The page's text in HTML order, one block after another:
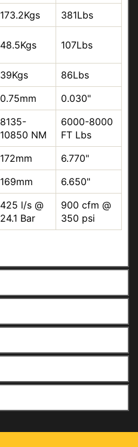
173.2Kgs
381Lbs
48.5Kgs 107Lbs
39Kgs
86Lbs
0.75mm 0.030"
8135-
10850 NM
6000-8000
FT Lbs
172mm
6.770"
169mm
6.650"
425 l/s @
24.1 Bar
900 cfm @
350 psi